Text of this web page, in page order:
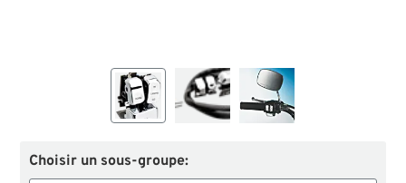
Choisir un sous-groupe: